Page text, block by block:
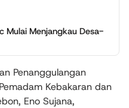
Mulai Menjangkau Desa-
Penanggulangan
Kebakaran dan
Eno Sujana,